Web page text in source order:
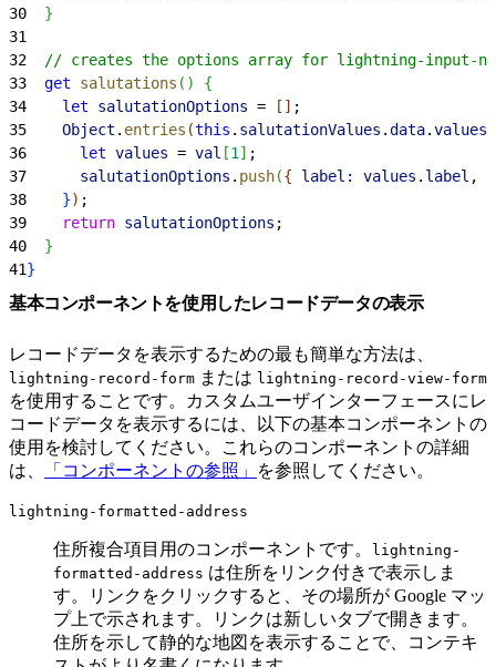
30
}
31
32
// creates the options array for lightning-input-
33
  get
salutations ( )
{
34
    let
salutationOptions = [ ] ;
35
    Object
. entries (this . salutationValues .data.values
36
      let
values = val [1 ] ;
37
      salutationOptions
. push({ label: values . label ,
38
}) ;
39
    return
salutationOptions ;
40
}
41}
基本コンポーネントを使用したレコードデータの表示
レコードデータを表示するための最も簡単な方法は、
lightning-record-form または lightning-record-view-form
を使用することです。カスタムユーザインターフェースにレ
コードデータを表示するには、以下の基本コンポーネントの
使用を検討してください。これらのコンポーネントの詳細
は、
「コンポーネントの参照」 を参照してください。
lightning-formatted-address
住所複合項目用のコンポーネントです。
lightning-
formatted-address は住所をリンク付きで表示しま
す。リンクをクリックすると、その場所が Google マッ
プ上で示されます。リンクは新しいタブで開きます。
住所を示して静的な地図を表示することで、コンテキ